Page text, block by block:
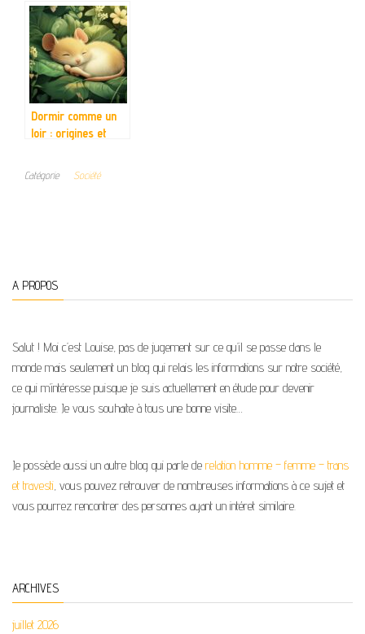
trouver le tatouage
qui vous ressemble
vraiment
Dormir comme un
loir : origines et
expression
française
Catégorie Société
A PROPOS
Salut ! Moi c’est Louise, pas de jugement sur ce qu’il se passe dans le
monde mais seulement un blog qui relais les informations sur notre société,
ce qui m’intéresse puisque je suis actuellement en étude pour devenir
journaliste. Je vous souhaite à tous une bonne visite…
Je possède aussi un autre blog qui parle de relation homme – femme – trans
et travesti, vous pouvez retrouver de nombreuses informations à ce sujet et
vous pourrez rencontrer des personnes ayant un intéret similaire.
ARCHIVES
juillet 2026